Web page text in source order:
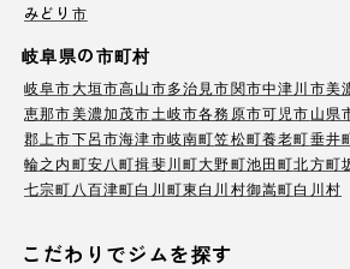
みどり市
岐阜県の市町村
岐阜市大垣市高山市多治見市関市中津川市美
恵那市美濃加茂市土岐市各務原市可児市山県
郡上市下呂市海津市岐南町笠松町養老町垂井
輪之内町安八町揖斐川町大野町池田町北方町
七宗町 八百津町白川町東白川村御嵩町白川村
こだわりでジムを探す